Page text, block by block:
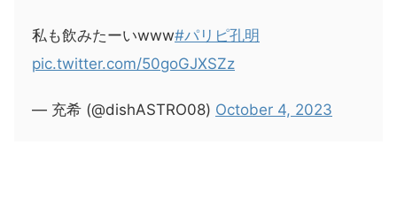
私も飲みたーいwww#パリピ孔明
pic.twitter.com/50goGJXSZz
— 充希 (@dishASTRO08) October 4, 2023